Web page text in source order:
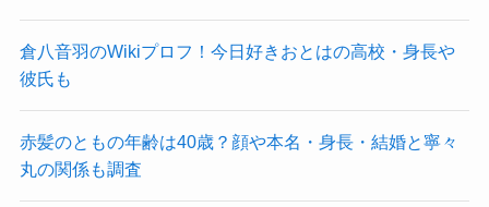
倉八音羽のWikiプロフ！今日好きおとはの高校・身長や
彼氏も
赤髪のともの年齢は40歳？顔や本名・身長・結婚と寧々
丸の関係も調査